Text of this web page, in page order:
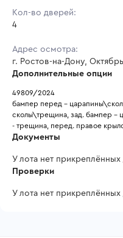
Кол-во дверей:
4
Адрес осмотра:
г. Ростов-на-Дону,
Дополнительные опции
49809/2024
бампер перед -
сколы\трещина, зад. бампер -
- трещина, перед. правое
Документы
У лота нет
Проверки
У лота нет